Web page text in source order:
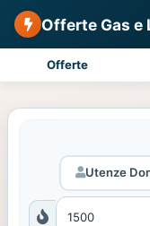
Offerte Gas e
Offerte
Utenze